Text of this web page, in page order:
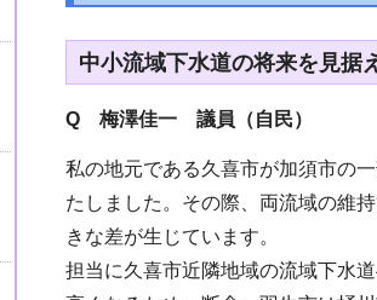
中小流域下水道の将来を見据
Q 梅澤佳一 議員（自民）
私の地元である久喜市が加須市の
たしました。その際、両流域の維
きな差が生じています。
担当に久喜市近隣地域の流域下水